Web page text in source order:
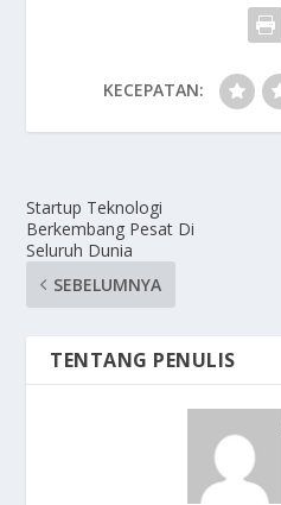
KECEPATAN:
Startup Teknologi
Berkembang Pesat Di
Seluruh Dunia
SEBELUMNYA
TENTANG PENULIS